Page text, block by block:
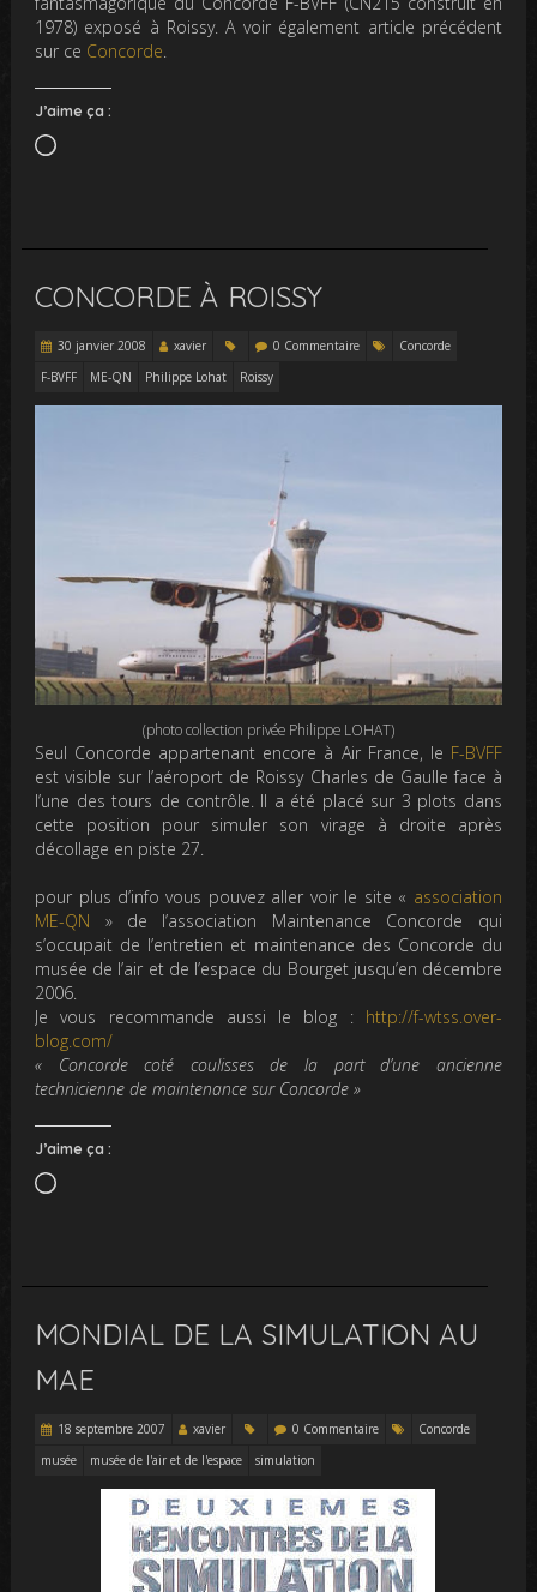
1978) exposé à Roissy. A voir également article précédent
sur ce Concorde
J’aime ça :
Chargement…
CONCORDE À ROISSY
30 janvier 2008 xavier 0 Commentaire
Concorde
F-BVFF
ME-QN Philippe Lohat Roissy
(photo collection privée Philippe LOHAT)
Seul Concorde appartenant encore à Air France, le F-BVFF
est visible sur l’aéroport de Roissy Charles de Gaulle face à
l’une des tours de contrôle. Il a été placé sur 3 plots dans
cette position pour simuler son virage à droite après
décollage en piste 27.
pour plus d’info vous pouvez aller voir le site « association
ME-QN » de l’association Maintenance Concorde qui
s’occupait de l’entretien et maintenance des Concorde du
musée de l’air et de l’espace du Bourget jusqu’en décembre
2006.
Je vous recommande aussi le blog : http://f-wtss.over-
blog.com/
« Concorde coté coulisses de la part d’une ancienne
technicienne de maintenance sur Concorde »
J’aime ça :
Chargement…
MONDIAL DE LA SIMULATION AU
MAE
18 septembre 2007 xavier 0 Commentaire
Concorde
musée
musée de l'air et de l'espace simulation